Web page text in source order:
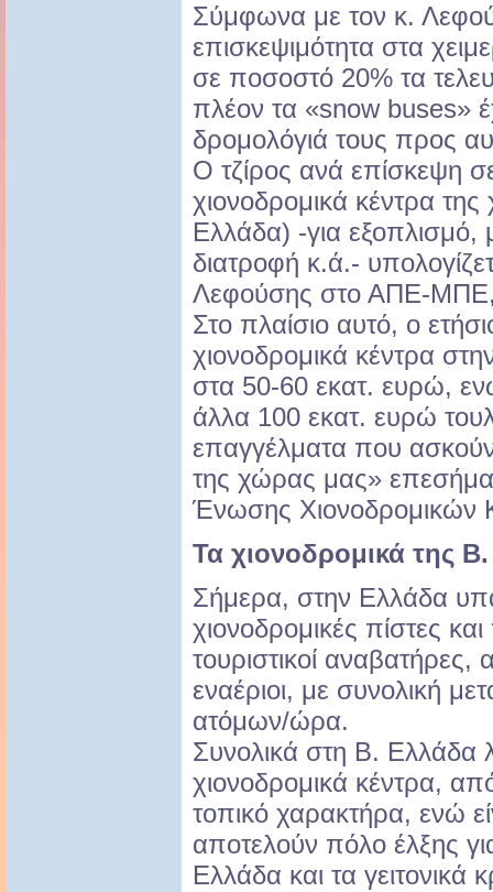
Σύμφωνα με τον κ.
επισκεψιμότητα στα
σε ποσοστό 20% τα
πλέον τα «snow buses»
δρομολόγιά τους προς
Ο τζίρος ανά επίσκεψη
χιονοδρομικά κέντρα
Ελλάδα) -για εξοπλισμό,
διατροφή κ.ά.-
Λεφούσης στο ΑΠΕ-
Στο πλαίσιο αυτό, ο
χιονοδρομικά κέντρα
στα 50-60 εκατ. ευρώ,
άλλα 100 εκατ. ευρώ
επαγγέλματα που
της χώρας μας»
Ένωσης Χιονοδρομικών
Τα χιονοδρομικά της
Σήμερα, στην Ελλάδα
χιονοδρομικές πίστες
τουριστικοί
εναέριοι, με συνολική
ατόμων/ώρα.
Συνολικά στη Β. Ελλάδα
χιονοδρομικά κέντρα,
τοπικό χαρακτήρα, ενώ
αποτελούν πόλο έλξης
Ελλάδα και τα γειτονικά